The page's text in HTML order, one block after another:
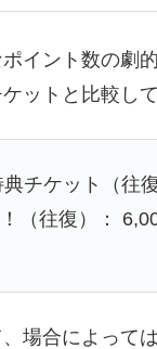
イント数の劇
ットと比較し
チケット（往
（往復）：
場合によって